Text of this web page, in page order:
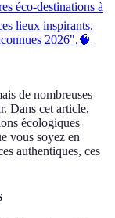
éco-destinations à
lieux inspirants.
2026".🧠
de nombreuses
Dans cet article,
écologiques
vous soyez en
authentiques, ces